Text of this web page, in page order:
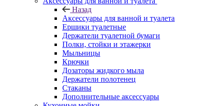
Назад
Аксессуары для ванной и туалета
Ершики туалетные
Держатели туалетной бумаги
Полки, стойки и этажерки
Мыльницы
Крючки
Дозаторы жидкого мыла
Держатели полотенец
Стаканы
Дополнительные аксессуары